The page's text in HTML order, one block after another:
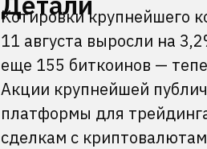
Котировки крупнейшего
11 августа выросли на
еще 155 биткоинов —
Акции крупнейшей
платформы для
сделкам с